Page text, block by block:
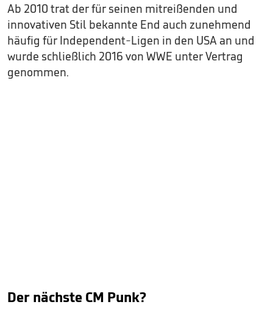
Ab 2010 trat der für seinen mitreißenden und
innovativen Stil bekannte End auch zunehmend
häufig für Independent-Ligen in den USA an und
wurde schließlich 2016 von WWE unter Vertrag
genommen.
Der nächste CM Punk?